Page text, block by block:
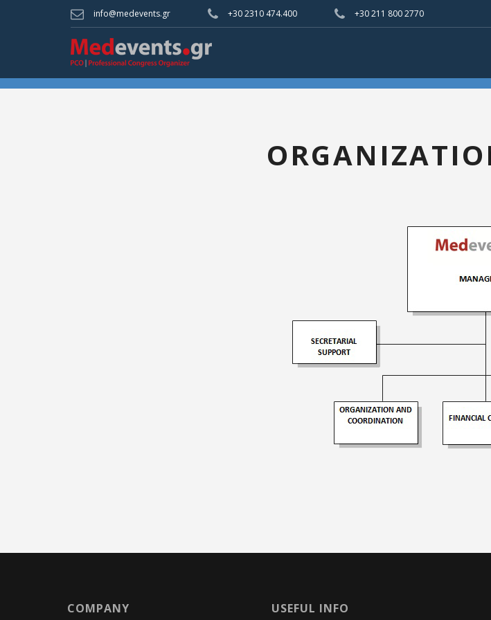
info@medevents.gr +30 2310 474.400 +30 211 800 2770
COMPANY USEFUL INFO